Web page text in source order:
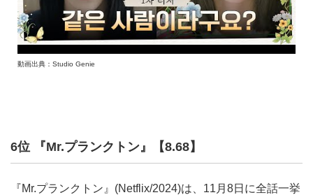
動画出典：Studio Genie
6位 『Mr.プランクトン』【8.68】
『Mr.プランクトン』(Netflix/2024)は、11月8日に全話一挙